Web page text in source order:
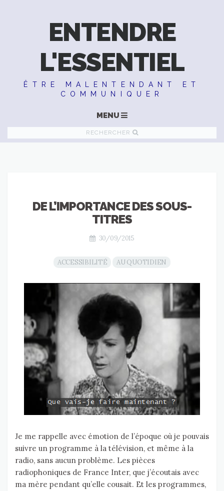
ENTENDRE
L'ESSENTIEL
ÊTRE MALENTENDANT ET
COMMUNIQUER
MENU
RECHERCHER
DE L’IMPORTANCE DES SOUS-
TITRES
30/09/2015
ACCESSIBILITÉ AU QUOTIDIEN
Je me rappelle avec émotion de l’époque où je pouvais
suivre un programme à la télévision, et même à la
radio, sans aucun problème. Les pièces
radiophoniques de France Inter, que j’écoutais avec
ma mère pendant qu’elle cousait. Et les programmes,